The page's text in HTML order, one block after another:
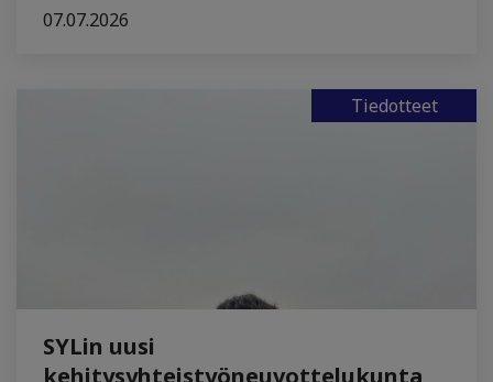
07.07.2026
Tiedotteet
SYLin uusi
kehitysyhteistyöneuvottelukunta